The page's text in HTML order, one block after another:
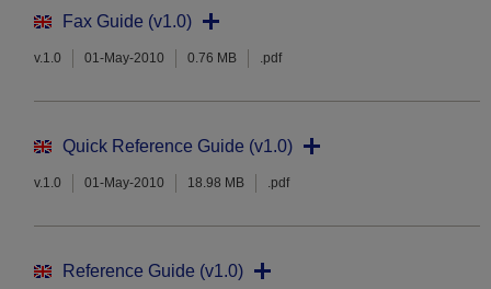
Fax Guide (v1.0)
v.1.0 01-May-2010 0.76 MB .pdf
Quick Reference Guide (v1.0)
v.1.0 01-May-2010 18.98 MB .pdf
Reference Guide (v1.0)